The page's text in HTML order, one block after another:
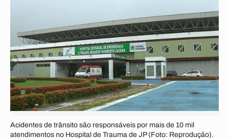
Acidentes de trânsito são responsáveis por mais de 10 mil
atendimentos no Hospital de Trauma de JP (Foto: Reprodução).